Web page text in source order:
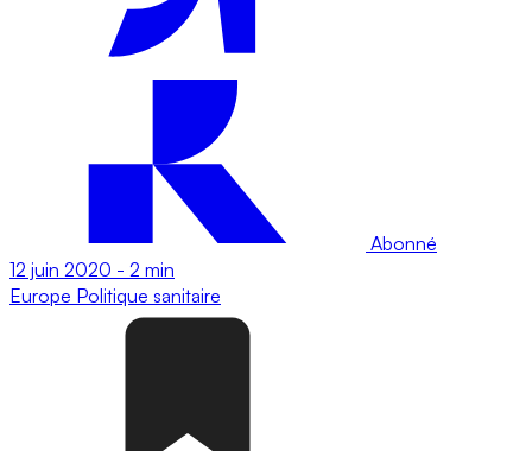
Abonné
12 juin 2020 - 2 min
Europe Politique sanitaire